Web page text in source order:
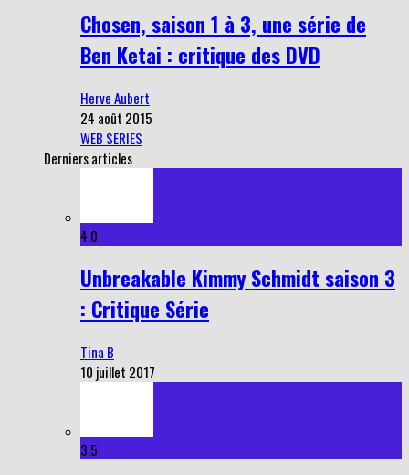
Chosen, saison 1 à 3, une série de
Ben Ketai : critique des DVD
Herve Aubert
24 août 2015
WEB SERIES
Derniers articles
4.0
Unbreakable Kimmy Schmidt saison 3
: Critique Série
Tina B
10 juillet 2017
3.5